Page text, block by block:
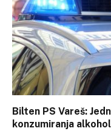
Bilten PS Vareš:
konzumiranja